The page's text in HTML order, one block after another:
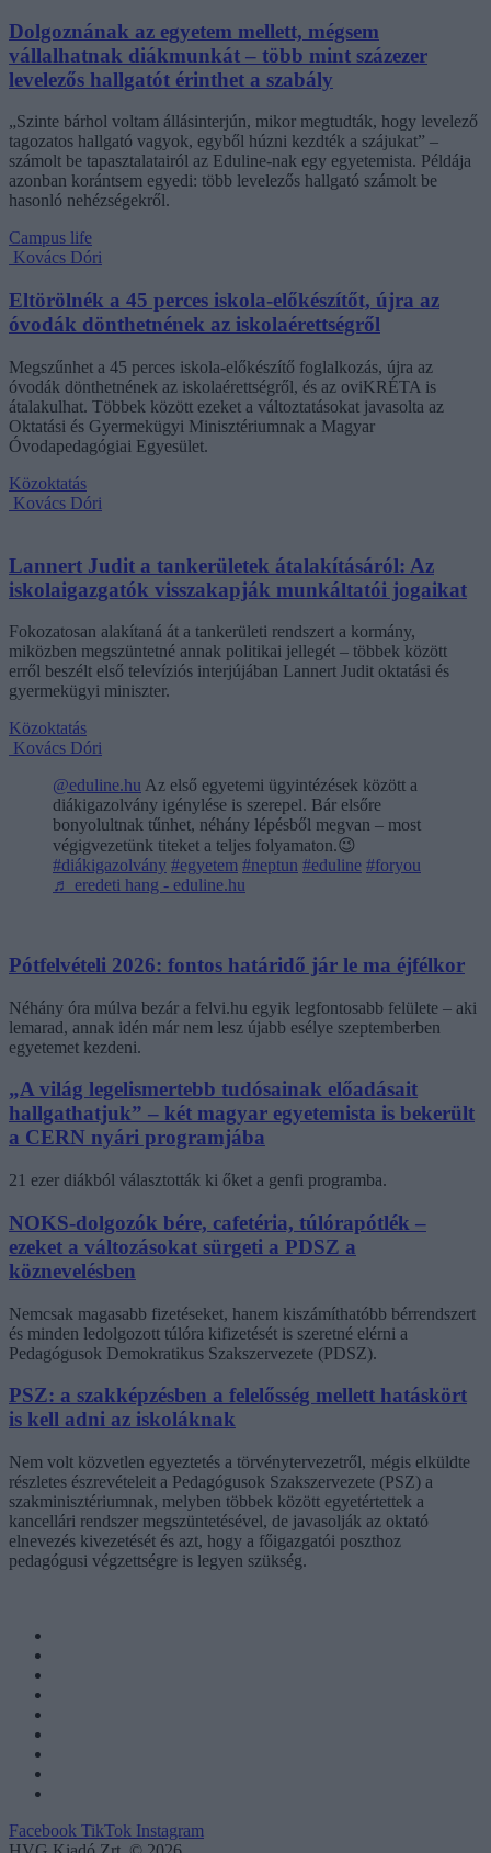
Dolgoznának az egyetem mellett, mégsem
vállalhatnak diákmunkát – több mint százezer
levelezős hallgatót érinthet a szabály
„Szinte bárhol voltam állásinterjún, mikor megtudták, hogy levelező
tagozatos hallgató vagyok, egyből húzni kezdték a szájukat” –
számolt be tapasztalatairól az Eduline-nak egy egyetemista. Példája
azonban korántsem egyedi: több levelezős hallgató számolt be
hasonló nehézségekről.
Campus life
Kovács Dóri
Eltörölnék a 45 perces iskola-előkészítőt, újra az
óvodák dönthetnének az iskolaérettségről
Megszűnhet a 45 perces iskola-előkészítő foglalkozás, újra az
óvodák dönthetnének az iskolaérettségről, és az oviKRÉTA is
átalakulhat. Többek között ezeket a változtatásokat javasolta az
Oktatási és Gyermekügyi Minisztériumnak a Magyar
Óvodapedagógiai Egyesület.
Közoktatás
Kovács Dóri
Lannert Judit a tankerületek átalakításáról: Az
iskolaigazgatók visszakapják munkáltatói jogaikat
Fokozatosan alakítaná át a tankerületi rendszert a kormány,
miközben megszüntetné annak politikai jellegét – többek között
erről beszélt első televíziós interjújában Lannert Judit oktatási és
gyermekügyi miniszter.
Közoktatás
Kovács Dóri
@eduline.hu Az első egyetemi ügyintézések között a
diákigazolvány igénylése is szerepel. Bár elsőre
bonyolultnak tűnhet, néhány lépésből megvan – most
végigvezetünk titeket a teljes folyamaton.😉
#diákigazolvány #egyetem #neptun #eduline #foryou
♬ eredeti hang - eduline.hu
Pótfelvételi 2026: fontos határidő jár le ma éjfélkor
Néhány óra múlva bezár a felvi.hu egyik legfontosabb felülete – aki
lemarad, annak idén már nem lesz újabb esélye szeptemberben
egyetemet kezdeni.
„A világ legelismertebb tudósainak előadásait
hallgathatjuk” – két magyar egyetemista is bekerült
a CERN nyári programjába
21 ezer diákból választották ki őket a genfi programba.
NOKS-dolgozók bére, cafetéria, túlórapótlék –
ezeket a változásokat sürgeti a PDSZ a
köznevelésben
Nemcsak magasabb fizetéseket, hanem kiszámíthatóbb bérrendszert
és minden ledolgozott túlóra kifizetését is szeretné elérni a
Pedagógusok Demokratikus Szakszervezete (PDSZ).
PSZ: a szakképzésben a felelősség mellett hatáskört
is kell adni az iskoláknak
Nem volt közvetlen egyeztetés a törvénytervezetről, mégis elküldte
részletes észrevételeit a Pedagógusok Szakszervezete (PSZ) a
szakminisztériumnak, melyben többek között egyetértettek a
kancellári rendszer megszüntetésével, de javasolják az oktató
elnevezés kivezetését és azt, hogy a főigazgatói poszthoz
pedagógusi végzettségre is legyen szükség.
Facebook TikTok Instagram